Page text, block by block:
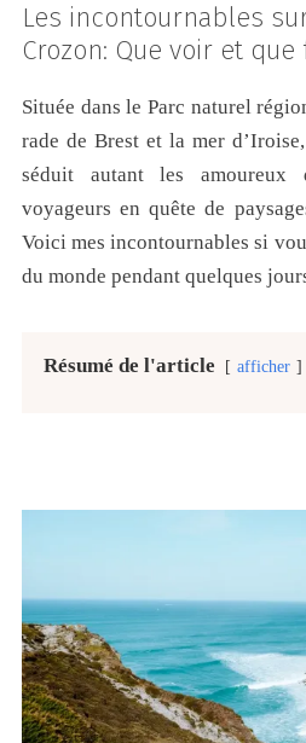
Les incontournables
Crozon: Que voir et que
Située dans le Parc naturel
rade de Brest et la mer
séduit autant les amoureux
voyageurs en quête de
Voici mes incontournables si
du monde pendant quelques
Résumé de l'article afficher